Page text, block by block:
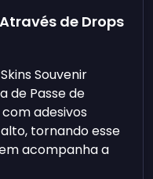
de Drops
Souvenir
de Passe de
adesivos
tornando esse
acompanha a